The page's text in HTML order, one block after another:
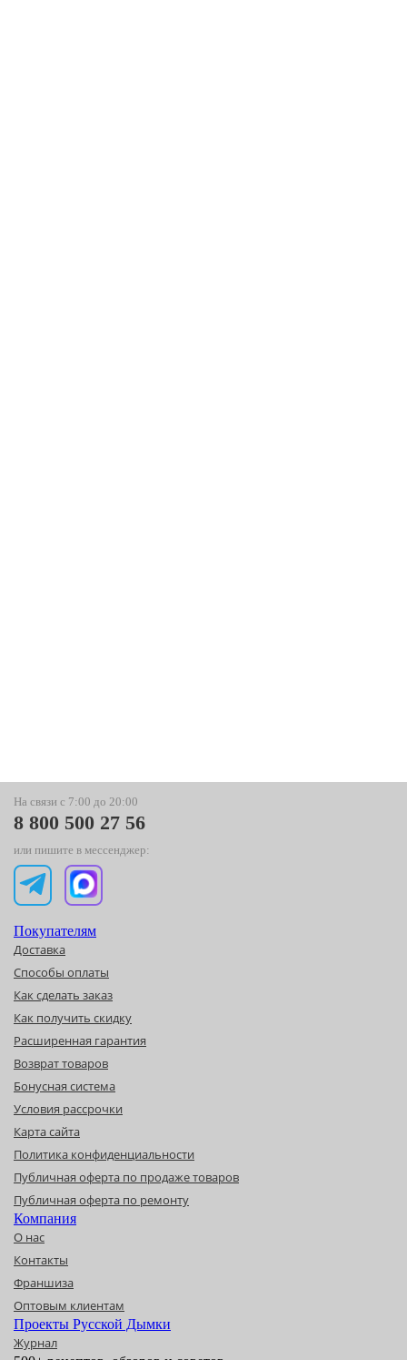
На связи с 7:00 до 20:00
8 800 500 27 56
или пишите в мессенджер:
Покупателям
Доставка
Способы оплаты
Как сделать заказ
Как получить скидку
Расширенная гарантия
Возврат товаров
Бонусная система
Условия рассрочки
Карта сайта
Политика конфиденциальности
Публичная оферта по продаже товаров
Публичная оферта по ремонту
Компания
О нас
Контакты
Франшиза
Оптовым клиентам
Проекты Русской Дымки
Журнал